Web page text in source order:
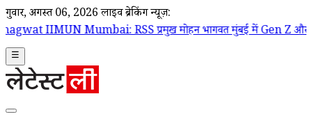
गुरूवार, अगस्त 06, 2026 लाइव ब्रेकिंग न्यूज़:
Mumbai: RSS प्रमुख मोहन भागवत मुंबई में Gen Z और Gen Alpha
☰